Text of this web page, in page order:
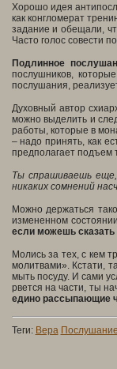
Хорошо идея
как конгломерат
задание и обещали,
Часто голос совести
Подлинное
послушников,
послушания,
Духовный автор
можно выделить и
работы, которые в
– надо принять, как
предполагает подъем
Ты спрашиваешь
никаких сомнений
Можно держаться
измененном
если можешь сказать
Молись за тех, с кем
молитвами». Кстати,
мыть посуду. И сами
рвется на части, ты
едино рассыпающие
Теги: Вера Послушание